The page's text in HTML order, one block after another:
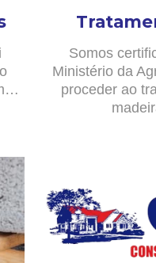
Somos
Ministério da
proceder ao